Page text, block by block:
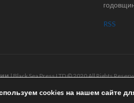
RSS
| Black Sea Press LTD © 2020 All Rights
cookies на нашем сайте